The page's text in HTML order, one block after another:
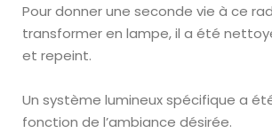
Pour donner une seconde vie à ce
transformer en lampe, il a été
et repeint.
Un système lumineux spécifique a
fonction de l’ambiance désirée.